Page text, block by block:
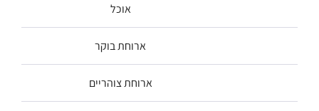
אוכל
ארוחת בוקר
ארוחת צוהריים